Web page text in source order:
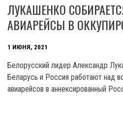
ЛУКАШЕНКО
АВИАРЕЙСЫ В
1 ИЮНЯ, 2021
Белорусский лидер Александр
Беларусь и Россия работают над
авиарейсов в аннексированный